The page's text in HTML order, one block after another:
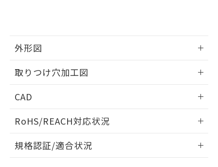
外形図
取りつけ穴加工図
CAD
ドすることができます。
ログイン/会員登録
RoHS/REACH対応状況
EU RoHS 注意事項・凡例
規格認証/適合状況
品・サービスに関するお客様との取
の共同利用に関して"
用者の範囲」に記載されている法人を
EU RoHS指令（10物質）の非含有証明書
51物質の非含有証明書（当社基準）
※本証明書は発行日時点で非含有を証明す
物質の対応では、対応完了までの期間は出
荷製品に未対応品が混在することから備考
欄に対応日を記載しておりました。
既に当社にて対応品への在庫切替を完了